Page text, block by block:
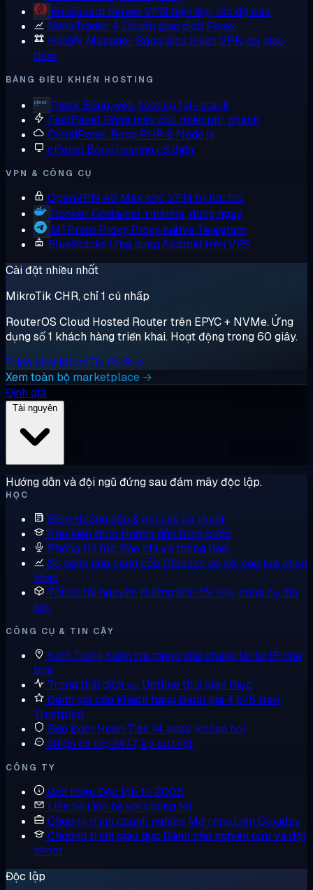
WireGuard Kernel VPN hiện đại, tốc độ cao
MetaTrader 4 Chuẩn giao dịch Forex
Hiddify Manager Bảng điều khiển VPN đa giao
thức
BẢNG ĐIỀU KHIỂN HOSTING
Plesk Bảng web hosting full-stack
FastPanel Bảng máy chủ miễn phí, nhanh
CloudPanel Bảng PHP & Node.js
cPanel Bảng hosting cổ điển
VPN & CÔNG CỤ
OpenVPN AS Máy chủ VPN tự lưu trữ
Docker Container runtime, dùng ngay
MTProto Proxy Proxy native Telegram
BlueStacks Ứng dụng Android trên VPS
Cài đặt nhiều nhất
MikroTik CHR, chỉ 1 cú nhấp
RouterOS Cloud Hosted Router trên EPYC + NVMe. Ứng
dụng số 1 khách hàng triển khai. Hoạt động trong 60 giây.
Triển khai MikroTik CHR →
Xem toàn bộ marketplace →
Định giá
Hướng dẫn và đội ngũ đứng sau đám mây độc lập.
HỌC
Blog Hướng dẫn & ghi chú kỹ thuật
Kho kiến thức Hướng dẫn từng bước
Phòng tin tức Báo chí và thông báo
So sánh nhà cung cấp Cloudzy so với các lựa chọn
khác
Tất cả tài nguyên Hướng dẫn, tài liệu, công cụ, tin
tức
CÔNG CỤ & TIN CẬY
Kính Tròng Kiểm tra mạng của chúng tôi từ IP của
bạn
Trạng thái dịch vụ Uptime thời gian thực
Đánh giá của khách hàng Đánh giá 4,6/5 trên
Trustpilot
Bảo Đảm Hoàn Tiền 14 ngày, không hỏi
Nhận hỗ trợ 24/7, kỹ sư thật
CÔNG TY
Giới thiệu Độc lập từ 2008
Liên hệ Liên hệ với chúng tôi
Chương trình doanh nghiệp Mở rộng trên Cloudzy
Chương trình giáo dục Dành cho nghiên cứu và đội
nhóm
Độc lập